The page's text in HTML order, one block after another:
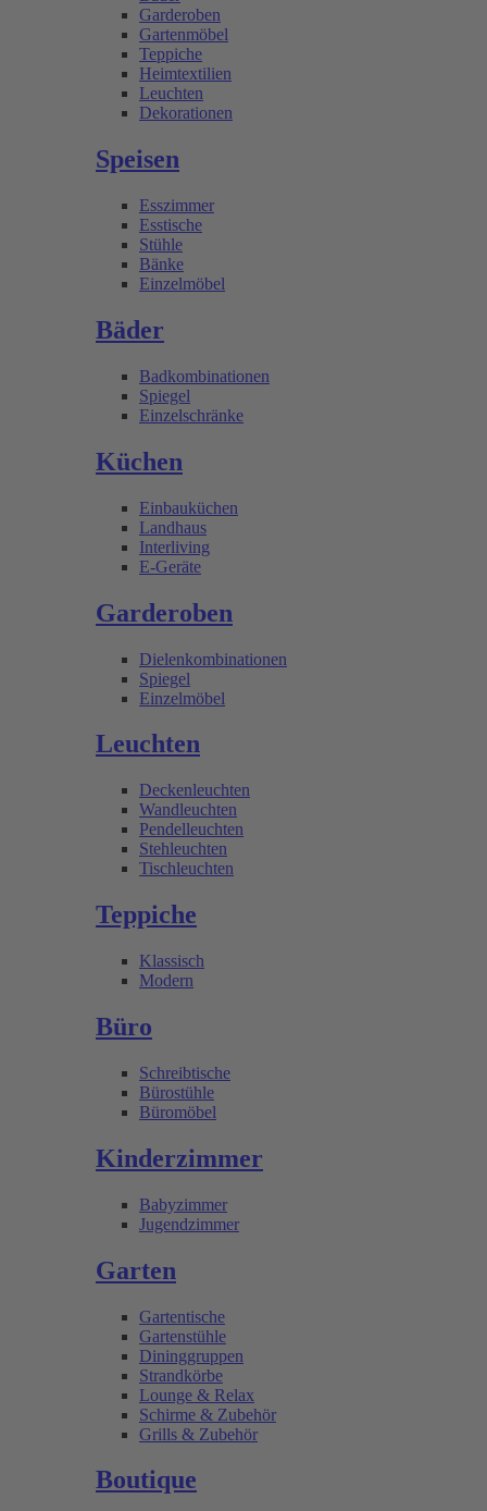
Garderoben
Gartenmöbel
Teppiche
Heimtextilien
Leuchten
Dekorationen
Speisen
Esszimmer
Esstische
Stühle
Bänke
Einzelmöbel
Bäder
Badkombinationen
Spiegel
Einzelschränke
Küchen
Einbauküchen
Landhaus
Interliving
E-Geräte
Garderoben
Dielenkombinationen
Spiegel
Einzelmöbel
Leuchten
Deckenleuchten
Wandleuchten
Pendelleuchten
Stehleuchten
Tischleuchten
Teppiche
Klassisch
Modern
Büro
Schreibtische
Bürostühle
Büromöbel
Kinderzimmer
Babyzimmer
Jugendzimmer
Garten
Gartentische
Gartenstühle
Dininggruppen
Strandkörbe
Lounge & Relax
Schirme & Zubehör
Grills & Zubehör
Boutique